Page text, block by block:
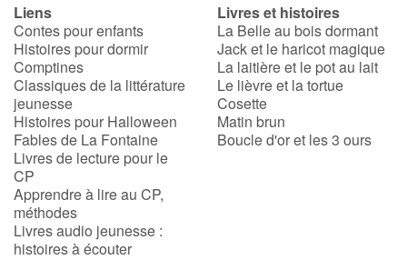
Liens
Contes pour enfants
Histoires pour dormir
Comptines
Classiques de la littérature
jeunesse
Histoires pour Halloween
Fables de La Fontaine
Livres de lecture pour le
CP
Apprendre à lire au CP,
méthodes
Livres audio jeunesse :
histoires à écouter
Livres et histoires
La Belle au bois dormant
Jack et le haricot magique
La laitière et le pot au lait
Le lièvre et la tortue
Cosette
Matin brun
Boucle d'or et les 3 ours